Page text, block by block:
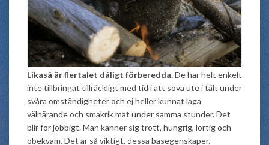
Likaså är flertalet dåligt förberedda.De har helt enkelt
inte tillbringat tillräckligt med tid i att sova ute i tält under
svåra omständigheter och ej heller kunnat laga
välnärande och smakrik mat under samma stunder. Det
blir för jobbigt. Man känner sig trött, hungrig, lortig och
obekväm. Det är så viktigt, dessa basegenskaper.